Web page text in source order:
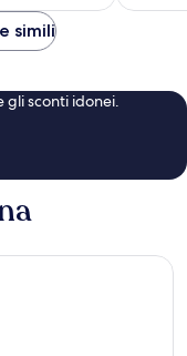
189 €
simili
gli sconti idonei.